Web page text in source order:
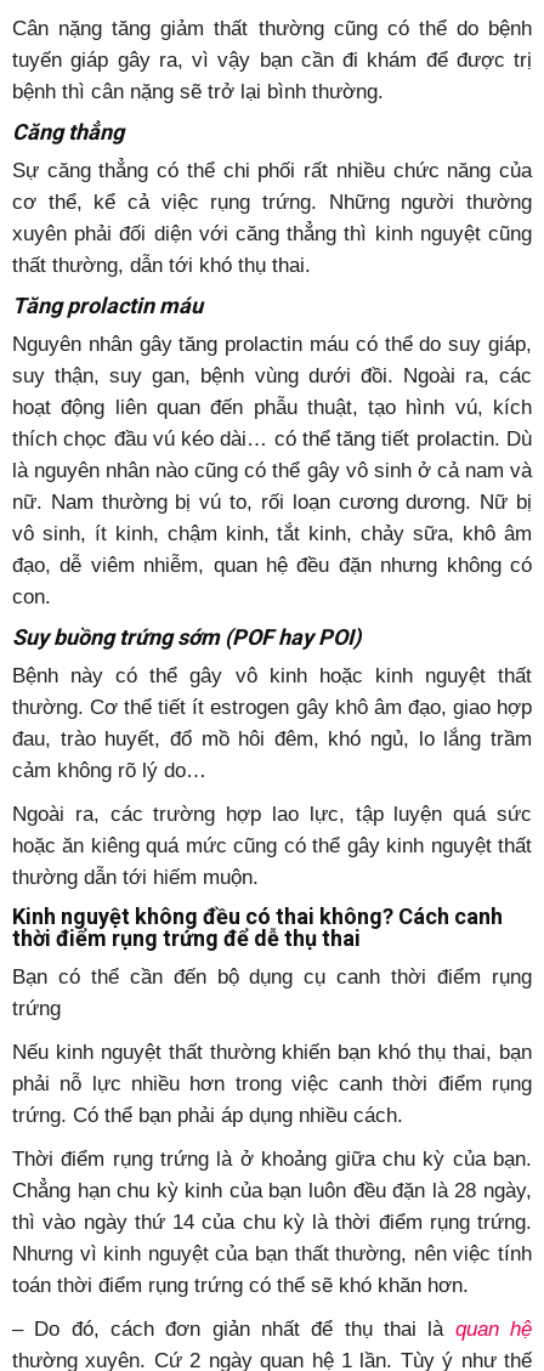
Cân nặng tăng giảm thất thường cũng có thể do bệnh
tuyến giáp gây ra, vì vậy bạn cần đi khám để được trị
bệnh thì cân nặng sẽ trở lại bình thường.
Căng thẳng
Sự căng thẳng có thể chi phối rất nhiều chức năng của
cơ thể, kể cả việc rụng trứng. Những người thường
xuyên phải đối diện với căng thẳng thì kinh nguyệt cũng
thất thường, dẫn tới khó thụ thai.
Tăng prolactin máu
Nguyên nhân gây tăng prolactin máu có thể do suy giáp,
suy thận, suy gan, bệnh vùng dưới đồi. Ngoài ra, các
hoạt động liên quan đến phẫu thuật, tạo hình vú, kích
thích chọc đầu vú kéo dài… có thể tăng tiết prolactin. Dù
là nguyên nhân nào cũng có thể gây vô sinh ở cả nam và
nữ. Nam thường bị vú to, rối loạn cương dương. Nữ bị
vô sinh, ít kinh, chậm kinh, tắt kinh, chảy sữa, khô âm
đạo, dễ viêm nhiễm, quan hệ đều đặn nhưng không có
con.
Suy buồng trứng sớm (POF hay POI)
Bệnh này có thể gây vô kinh hoặc kinh nguyệt thất
thường. Cơ thể tiết ít estrogen gây khô âm đạo, giao hợp
đau, trào huyết, đổ mồ hôi đêm, khó ngủ, lo lắng trầm
cảm không rõ lý do…
Ngoài ra, các trường hợp lao lực, tập luyện quá sức
hoặc ăn kiêng quá mức cũng có thể gây kinh nguyệt thất
thường dẫn tới hiếm muộn.
Kinh nguyệt không đều có thai không? Cách canh
thời điểm rụng trứng để dễ thụ thai
Bạn có thể cần đến bộ dụng cụ canh thời điểm rụng
trứng
Nếu kinh nguyệt thất thường khiến bạn khó thụ thai, bạn
phải nỗ lực nhiều hơn trong việc canh thời điểm rụng
trứng. Có thể bạn phải áp dụng nhiều cách.
Thời điểm rụng trứng là ở khoảng giữa chu kỳ của bạn.
Chẳng hạn chu kỳ kinh của bạn luôn đều đặn là 28 ngày,
thì vào ngày thứ 14 của chu kỳ là thời điểm rụng trứng.
Nhưng vì kinh nguyệt của bạn thất thường, nên việc tính
toán thời điểm rụng trứng có thể sẽ khó khăn hơn.
– Do đó, cách đơn giản nhất để thụ thai là quan hệ
thường xuyên. Cứ 2 ngày quan hệ 1 lần. Tùy ý như thế